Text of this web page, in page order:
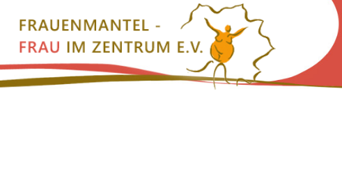
Inhalt
springen